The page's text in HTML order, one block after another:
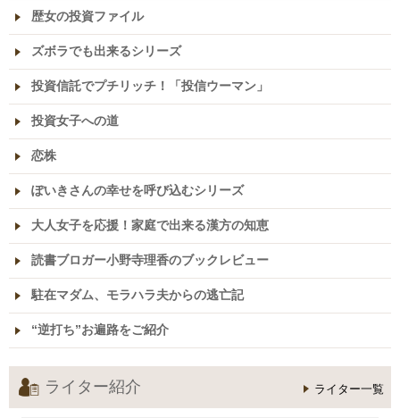
歴女の投資ファイル
ズボラでも出来るシリーズ
投資信託でプチリッチ！「投信ウーマン」
投資女子への道
恋株
ぽいきさんの幸せを呼び込むシリーズ
大人女子を応援！家庭で出来る漢方の知恵
読書ブロガー小野寺理香のブックレビュー
駐在マダム、モラハラ夫からの逃亡記
“逆打ち”お遍路をご紹介
ライター紹介 ライター一覧